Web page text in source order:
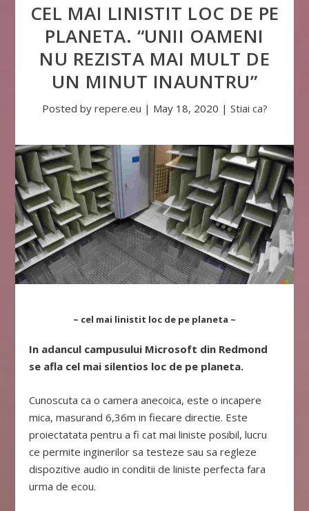
CEL MAI LINISTIT LOC DE PE
PLANETA. “UNII OAMENI
NU REZISTA MAI MULT DE
UN MINUT INAUNTRU”
Posted by repere.eu | May 18, 2020 | Stiai ca?
~ cel mai linistit loc de pe planeta ~
In adancul campusului Microsoft din Redmond
se afla cel mai silentios loc de pe planeta.
Cunoscuta ca o camera anecoica, este o incapere
mica, masurand 6,36m in fiecare directie. Este
proiectatata pentru a fi cat mai liniste posibil, lucru
ce permite inginerilor sa testeze sau sa regleze
dispozitive audio in conditii de liniste perfecta fara
urma de ecou.